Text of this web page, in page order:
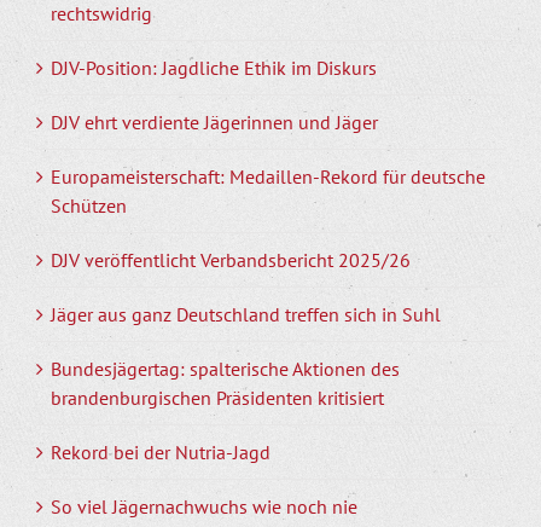
rechtswidrig
DJV-Position: Jagdliche Ethik im Diskurs
DJV ehrt verdiente Jägerinnen und Jäger
Europameisterschaft: Medaillen-Rekord für deutsche
Schützen
DJV veröffentlicht Verbandsbericht 2025/26
Jäger aus ganz Deutschland treffen sich in Suhl
Bundesjägertag: spalterische Aktionen des
brandenburgischen Präsidenten kritisiert
Rekord bei der Nutria-Jagd
So viel Jägernachwuchs wie noch nie